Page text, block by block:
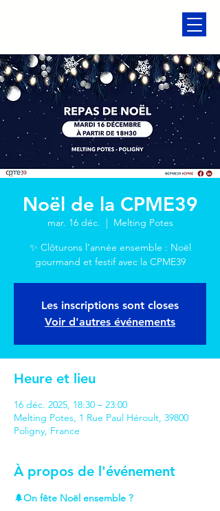
Noël de la CPME39
mar. 16 déc.
  |
Melting Potes
✨ Clôturons l’année ensemble : Noël
gourmand et festif avec la CPME39
Les inscriptions sont closes
Voir d'autres événements
Heure et lieu
16 déc. 2025, 18:30 – 23:00
Melting Potes, 1 Rue Paul Héroult, 39800
Poligny, France
À propos de l'événement
🌲On fête Noël ensemble ?